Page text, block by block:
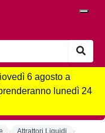
6 agosto a
lunedì 24
› Attrattori Liquidi ›